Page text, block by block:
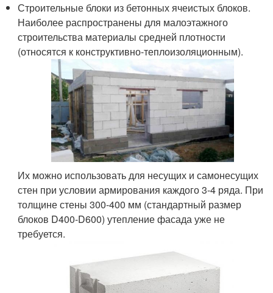
Строительные блоки из бетонных ячеистых блоков.
Наиболее распространены для малоэтажного
строительства материалы средней плотности
(относятся к конструктивно-теплоизоляционным).
Их можно использовать для несущих и самонесущих
стен при условии армирования каждого 3-4 ряда. При
толщине стены 300-400 мм (стандартный размер
блоков D400-D600) утепление фасада уже не
требуется.